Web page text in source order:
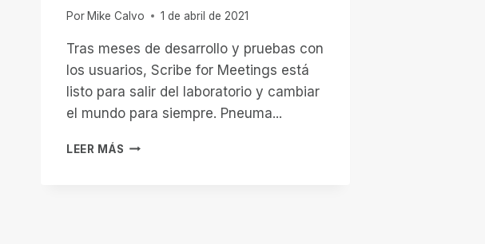
Por Mike Calvo 1 de abril de 2021
Tras meses de desarrollo y pruebas con
los usuarios, Scribe for Meetings está
listo para salir del laboratorio y cambiar
el mundo para siempre. Pneuma...
LEER MÁS SCRIBE